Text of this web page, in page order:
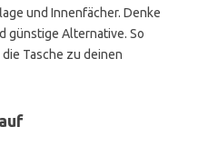
und Innenfächer. Denke
günstige Alternative. So
Tasche zu deinen